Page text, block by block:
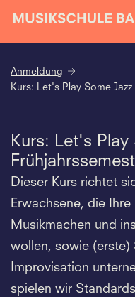
Anmeldung
Kurs: Let's Play Some
Kurs: Let's Play
Dieser Kurs richtet
Erwachsene, die
Musikmachen und
wollen, sowie (erste)
Improvisation
spielen wir